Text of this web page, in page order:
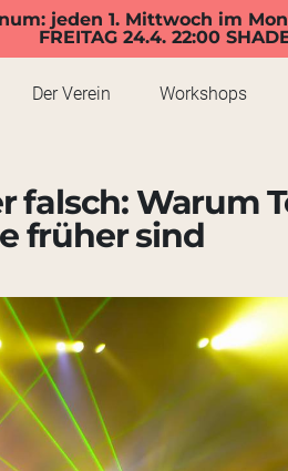
jeden 1. Mittwoch im
FREITAG 24.4. 22:00
Der Verein Workshops
falsch: Warum
früher sind